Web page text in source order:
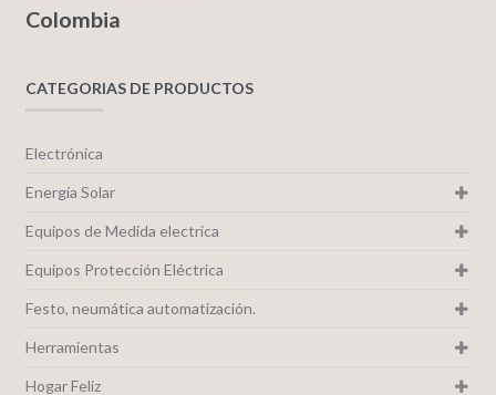
Colombia
CATEGORIAS DE PRODUCTOS
Electrónica
Energía Solar
Equipos de Medida electrica
Equipos Protección Eléctrica
Festo, neumática automatización.
Herramientas
Hogar Feliz